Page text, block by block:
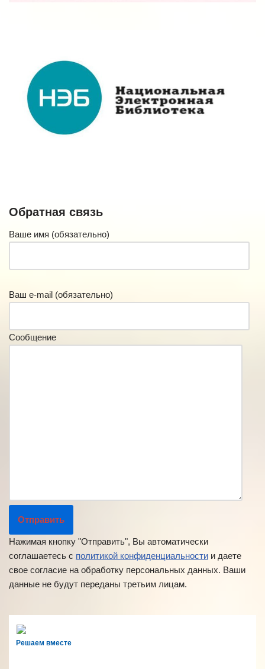
Обратная связь
Ваше имя (обязательно)
Ваш e-mail (обязательно)
Сообщение
Нажимая кнопку "Отправить", Вы автоматически
соглашаетесь с политикой конфиденциальности и даете
свое согласие на обработку персональных данных. Ваши
данные не будут переданы третьим лицам.
Решаем вместе